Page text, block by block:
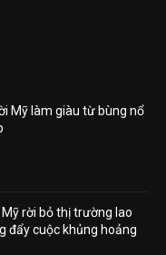
Mỹ làm giàu từ bùng nổ
rời bỏ thị trường lao
đẩy cuộc khủng hoảng